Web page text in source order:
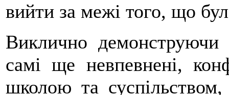
вийти за межі того, що
Виклично
самі ще невпевнені,
школою та